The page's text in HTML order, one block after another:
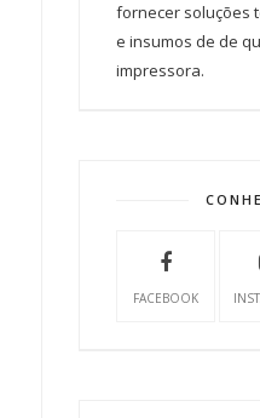
fornecer soluções
e insumos de de
impressora.
FACEBOOK